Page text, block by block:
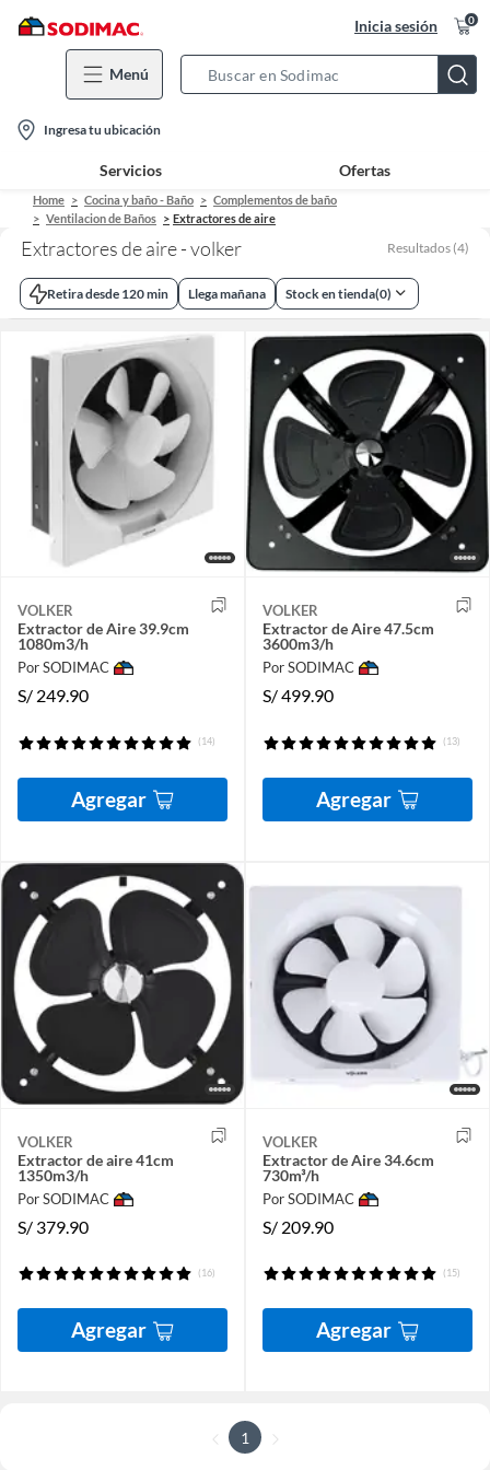
Inicia sesión 0
Menú
Bar
location-
icon
Ingresa tu ubicación
Servicios Ofertas
Home Cocina y baño - Baño
Complementos de baño
Ventilacion de Baños
Extractores de aire
Extractores de aire - volker Resultados (4)
Retira desde 120 min Llega mañana Stock en tienda(0)
VOLKER
Extractor de Aire 39.9cm
1080m3/h
Por SODIMAC
S/ 249.90
(14)
Agregar
VOLKER
Extractor de Aire 47.5cm
3600m3/h
Por SODIMAC
S/499.90
(13)
Agregar
VOLKER
Extractor de aire 41cm
1350m3/h
Por SODIMAC
S/ 379.90
(16)
Agregar
VOLKER
Extractor de Aire 34.6cm
730m³/h
Por SODIMAC
S/ 209.90
(15)
Agregar
1